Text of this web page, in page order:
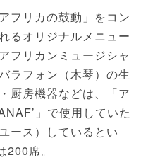
フリカの鼓動」をコン
るオリジナルメニュー
フリカンミュージシャ
ラフォン（木琴）の生
厨房機器などは、「ア
」で使用していた
ース）しているとい
席。